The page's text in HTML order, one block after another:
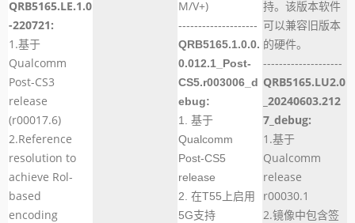
QRB5165.LE.1.0
-220721:
1.基于
Qualcomm
Post-CS3
release
(r00017.6)
2.Reference
resolution to
achieve Rol-
based
encoding
M/V+)
--------------------
QRB5165.1.0.0.
0.012.1_Post-
CS5.r003006_d
ebug:
1. 基于
Qualcomm
Post-CS5
release
2. 在T55上启用
5G支持
持。该版本软件
可以兼容旧版本
的硬件。
--------------------
QRB5165.LU2.0
_20240603.212
7_debug:
1.基于
Qualcomm
release
r00030.1
2.镜像中包含签